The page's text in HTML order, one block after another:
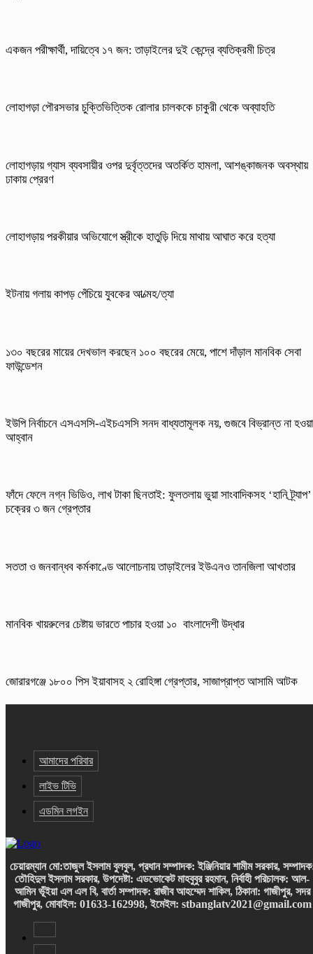
একজন পরীক্ষার্থী, দায়িত্বে ১৭ জন: তাড়াইলের দুই কেন্দ্রে ব্যতিক্রমী চিত্র
লোহাগড়া পৌরসভার চুক্তিভিত্তিক রোলার চালককে চাকুরী থেকে অব্যাহতি
লোহাগড়ায় গ্যাস ব্যবসায়ীর ওপর দুর্বৃত্তদের অতর্কিত হামলা, আশঙ্কাজনক অবস্থায়
ঢাকায় প্রেরণ
লোহাগড়ায় পরকীয়ার অভিযোগে স্ত্রীকে হাতুড়ি দিয়ে মাথায় আঘাত করে হত্যা
ইটনায় গলায় কাপড় পেঁচিয়ে যুবকের আ/ত্মহ/ত্যা
১৩০ বছরের মায়ের দেখভাল করছেন ১০০ বছরের মেয়ে, পাশে দাঁড়াল মানবিক সেবা
ফাউন্ডেশন
ইউপি নির্বাচনে এসএসসি-এইচএসসি সনদ বাধ্যতামূলক নয়, গুজবে বিভ্রান্ত না
আহ্বান
ফাঁদে ফেলে নগ্ন ভিডিও, লাখ টাকা ছিনতাই: ফুলতলায় ভুয়া সাংবাদিকসহ ‘হানি ট্র্যাপ’
চক্রের ৩ জন গ্রেপ্তার
সততা ও জনবান্ধব কর্মকাণ্ডে আলোচনায় তাড়াইলের ইউএনও তানজিলা আখতার
মানবিক খায়রুলের চেষ্টায় ভারতে পাচার হওয়া ১০ বাংলাদেশী উদ্ধার
জোরারগঞ্জে ১৮০০ পিস ইয়াবাসহ ২ রোহিঙ্গা গ্রেপ্তার, সাজাপ্রাপ্ত আসামি আটক
আমাদের পরিবার
লাইভ টিভি
এডমিন লগইন
চেয়ারম্যান মো:তাজুল ইসলাম বুলবুল, প্রধান সম্পাদক: ইঞ্জিনিয়ার শামীম সরকার,
তৌহিদুল ইসলাম সরকার, উপদেষ্টা: এডভোকেট মাহবুবুর রহমান, নির্বাহী পরিচালক: আল-
আমিন ভূঁইয়া এল এল বি, বার্তা সম্পাদক: রাজীব আহম্মেদ শাকিল, ঠিকানা: গাজীপুর, সদর
গাজীপুর, মোবাইল: 01633-162998, ইমেইল: stbanglatv2021@gmail.com